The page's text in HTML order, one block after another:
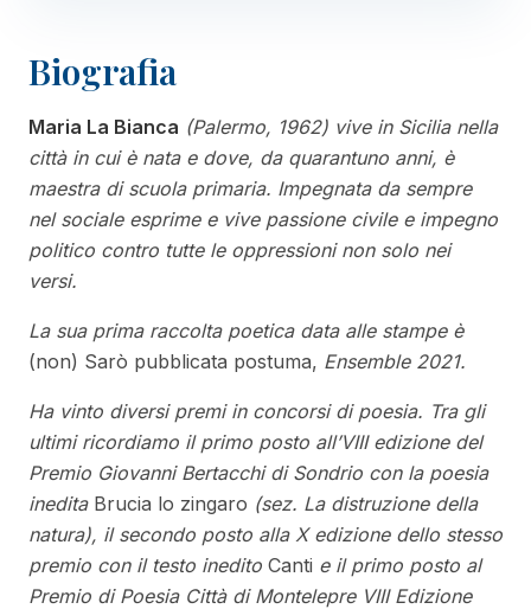
Biografia
Maria La Bianca (Palermo, 1962) vive in Sicilia nella
città in cui è nata e dove, da quarantuno anni, è
maestra di scuola primaria. Impegnata da sempre
nel sociale esprime e vive passione civile e impegno
politico contro tutte le oppressioni non solo nei
versi.
La sua prima raccolta poetica data alle stampe è
(non) Sarò pubblicata postuma, Ensemble 2021.
Ha vinto diversi premi in concorsi di poesia. Tra gli
ultimi ricordiamo il primo posto all’VIII edizione del
Premio Giovanni Bertacchi di Sondrio con la poesia
inedita Brucia lo zingaro (sez. La distruzione della
natura), il secondo posto alla X edizione dello stesso
premio con il testo inedito Canti e il primo posto al
Premio di Poesia Città di Montelepre VIII Edizione